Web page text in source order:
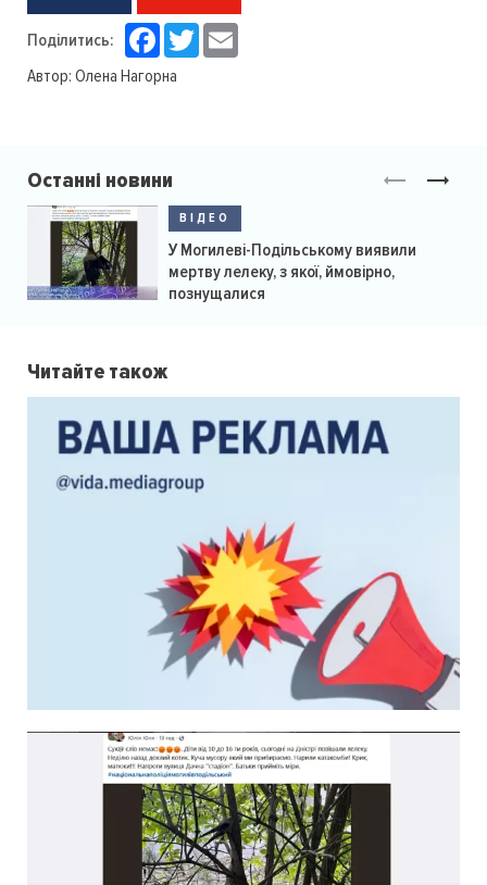
Поділитись: Facebook
Twitter
Автор: Олена Нагорна
Останні новини
ВІДЕО
У Могилеві-Подільському виявили
мертву лелеку, з якої, ймовірно,
познущалися
Читайте також